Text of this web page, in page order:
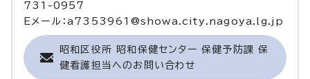
731-0957
Eメール：a7353961@showa.city.nagoya.lg.jp
昭和区役所 昭和保健センター 保健予防課 保
健看護担当へのお問い合わせ